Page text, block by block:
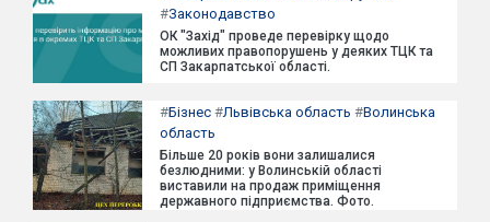
#Законодавство
ОК "Захід" проведе перевірку щодо
можливих правопорушень у деяких ТЦК та
СП Закарпатської області.
#Бізнес #Львівська область #Волинська
область
Більше 20 років вони залишалися
безлюдними: у Волинській області
виставили на продаж приміщення
державного підприємства. Фото.